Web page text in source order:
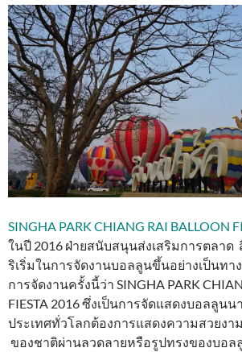
SINGHA PARK CHIANG RAI BALLOON
ในปี 2016 ฝ่ายสนับสนุนส่งเสริมการตลา
ริเริ่มในการจัดงานบอลลูนขึ้นอย่างเป็นทา
การจัดงานครั้งนี้ว่า SINGHA PARK
FIESTA 2016 ซึ่งเป็นการจัดแสดงบอลลูน
ประเทศทั่วโลกต้องการแสดงความสวยง
ของชาติผ่านลวดลายหรือรูปทรงของบอล